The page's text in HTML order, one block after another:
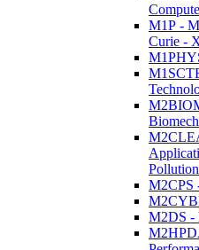
M1P -
Curie -
M2CPS
M2DS -